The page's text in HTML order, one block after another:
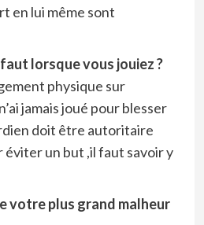
en lui même sont
lorsque vous jouiez ?
physique sur
jamais joué pour blesser
doit être autoritaire
éviter un but ,il faut savoir y
votre plus grand malheur